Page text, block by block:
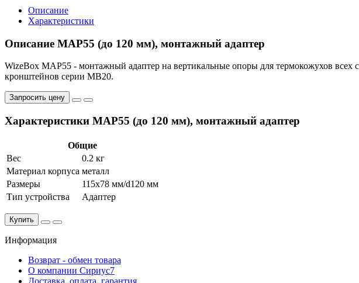
Описание
Характеристики
Описание MAP55 (до 120 мм), монтажный адаптер
WizeBox MAP55 - монтажный адаптер на вертикальные опоры для термокожухов
кронштейнов серии МВ20.
Запросить цену
Характеристики MAP55 (до 120 мм), монтажный адаптер
Общие
Вес
0.2 кг
Материал корпуса металл
Размеры
115x78 мм/d120 мм
Тип устройства
Адаптер
Купить
Информация
Возврат - обмен товара
О компании Сириус7
Доставка, оплата, гарантия